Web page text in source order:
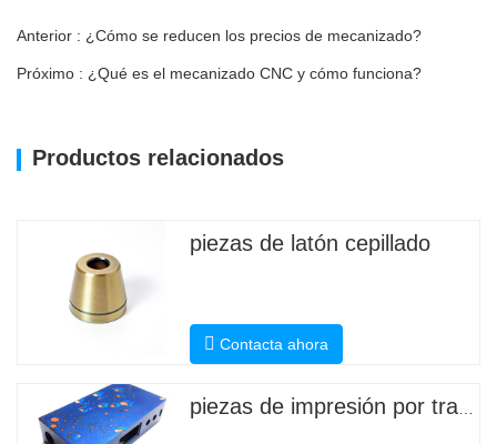
Anterior : ¿Cómo se reducen los precios de mecanizado?
Próximo : ¿Qué es el mecanizado CNC y cómo funciona?
Productos relacionados
piezas de latón cepillado
Contacta ahora